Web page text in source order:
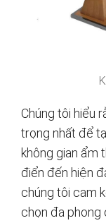
Chúng tôi hiểu
trọng nhất để
không gian ẩm
điển đến hiện
chúng tôi cam
chọn đa phong